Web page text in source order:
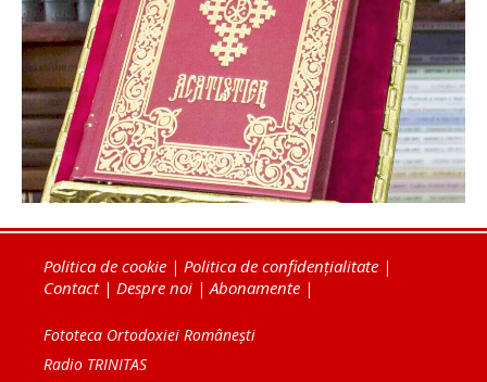
Politica de cookie | Politica de confidențialitate |
Contact| Despre noi |Abonamente |
Fototeca Ortodoxiei Românești
Radio TRINITAS